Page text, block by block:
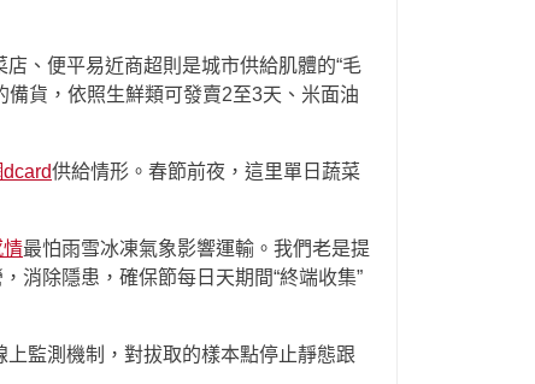
、便平易近商超則是城市供給肌體的“毛
貨，依照生鮮類可發賣2至3天、米面油
供給情形。春節前夜，這里單日蔬菜
情最怕雨雪冰凍氣象影響運輸。我們老是提
消除隱患，確保節每日天期間“終端收集”
上監測機制，對拔取的樣本點停止靜態跟